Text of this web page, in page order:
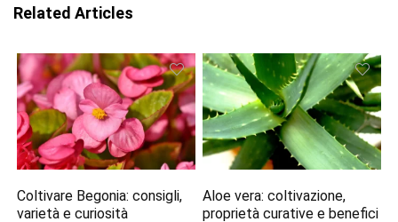
Related Articles
Coltivare Begonia: consigli,
varietà e curiosità
Aloe vera: coltivazione,
proprietà curative e benefici